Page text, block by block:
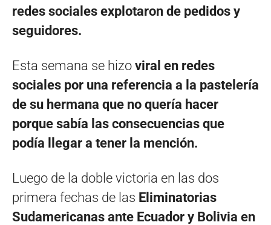
redes sociales explotaron de pedidos y
seguidores.
Esta semana se hizo viral en redes
sociales por una referencia a la pastelería
de su hermana que no quería hacer
porque sabía las consecuencias que
podía llegar a tener la mención.
Luego de la doble victoria en las dos
primera fechas de las Eliminatorias
Sudamericanas ante Ecuador y Bolivia en